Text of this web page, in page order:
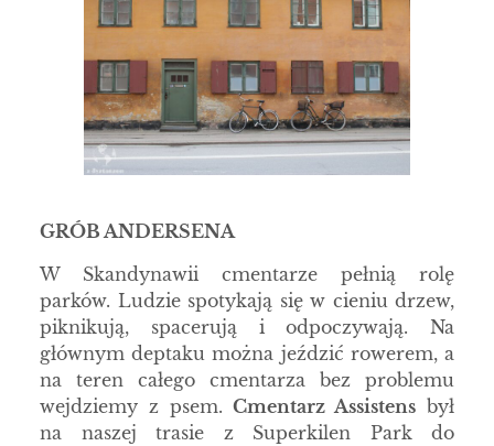
GRÓB ANDERSENA
W Skandynawii cmentarze pełnią rolę
parków. Ludzie spotykają się w cieniu drzew,
piknikują, spacerują i odpoczywają. Na
głównym deptaku można jeździć rowerem, a
na teren całego cmentarza bez problemu
wejdziemy z psem.Cmentarz Assistens był
na naszej trasie z Superkilen Park do